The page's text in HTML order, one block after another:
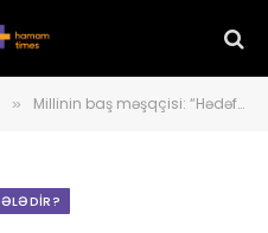
» Millinin baş məşqçisi: “Hədəf 2028-ci ildəki Avropa çempionatıdır”